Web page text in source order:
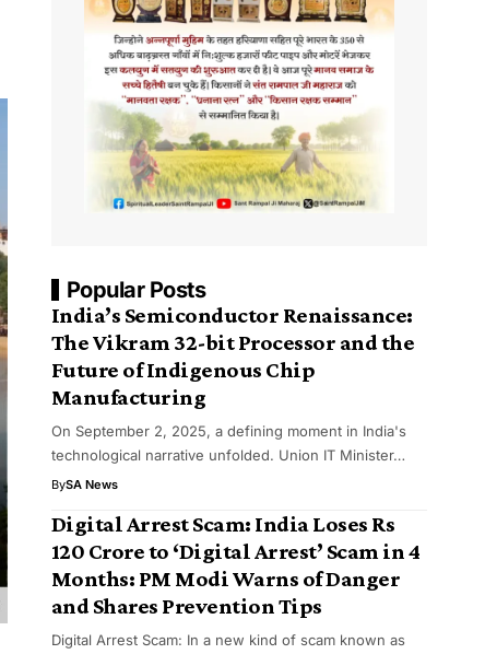
Popular Posts
India’s Semiconductor Renaissance:
The Vikram 32-bit Processor and the
Future of Indigenous Chip
Manufacturing
On September 2, 2025, a defining moment in India's
technological narrative unfolded. Union IT Minister…
BySA News
Digital Arrest Scam: India Loses Rs
120 Crore to ‘Digital Arrest’ Scam in 4
Months: PM Modi Warns of Danger
and Shares Prevention Tips
Digital Arrest Scam: In a new kind of scam known as